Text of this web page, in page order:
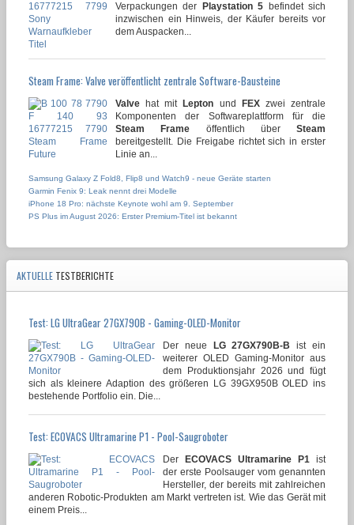
Verpackungen der
Playstation 5 befindet sich
inzwischen ein Hinweis, der Käufer bereits vor
dem Auspacken...
Steam Frame: Valve veröffentlicht zentrale Software-Bausteine
Valve hat mit Lepton und FEXzwei zentrale
Komponenten der Softwareplattform für die
Steam Frame öffentlich über Steam
bereitgestellt. Die Freigabe richtet sich in erster
Linie an...
Samsung Galaxy Z Fold8, Flip8 und Watch9 - neue Geräte starten
Garmin Fenix 9: Leak nennt drei Modelle
iPhone 18 Pro: nächste Keynote wohl am 9. September
PS Plus im August 2026: Erster Premium-Titel ist bekannt
AKTUELLE TESTBERICHTE
Test: LG UltraGear 27GX790B - Gaming-OLED-Monitor
Der neue LG 27GX790B-B
ist ein
weiterer OLED Gaming-Monitor aus
dem Produktionsjahr 2026 und fügt
sich als kleinere Adaption des größeren LG 39GX950B OLED ins
bestehende Portfolio ein. Die...
Test: ECOVACS Ultramarine P1 - Pool-Saugroboter
Der ECOVACS Ultramarine P1 ist
der erste Poolsauger vom genannten
Hersteller, der bereits mit zahlreichen
anderen Robotic-Produkten am Markt vertreten ist. Wie das Gerät mit
einem Preis...